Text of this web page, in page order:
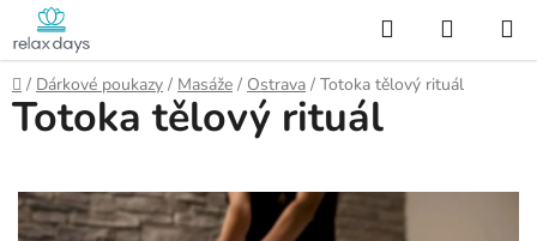
Přejít
na
obsah
Hledat
KOŠÍK
Domů
/ Dárkové poukazy / Masáže / Ostrava / Totoka tělový rituál
Totoka tělový rituál